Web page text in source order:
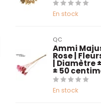
En stock
QC
Ammi
Rose |
| Diamètre
± 50
En stock